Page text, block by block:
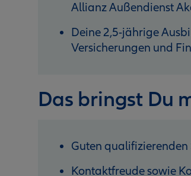
Allianz Außendienst
Deine 2,5-jährige
Versicherungen und
Das bringst Du
Guten qualifizierenden
Kontaktfreude sowie